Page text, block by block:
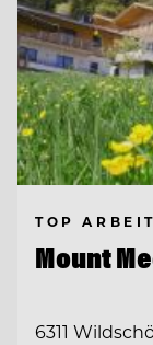
TOP
Mount
6311